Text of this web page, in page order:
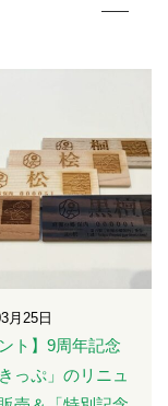
月25日
ント】9周年記念
っぷ」のリニュ